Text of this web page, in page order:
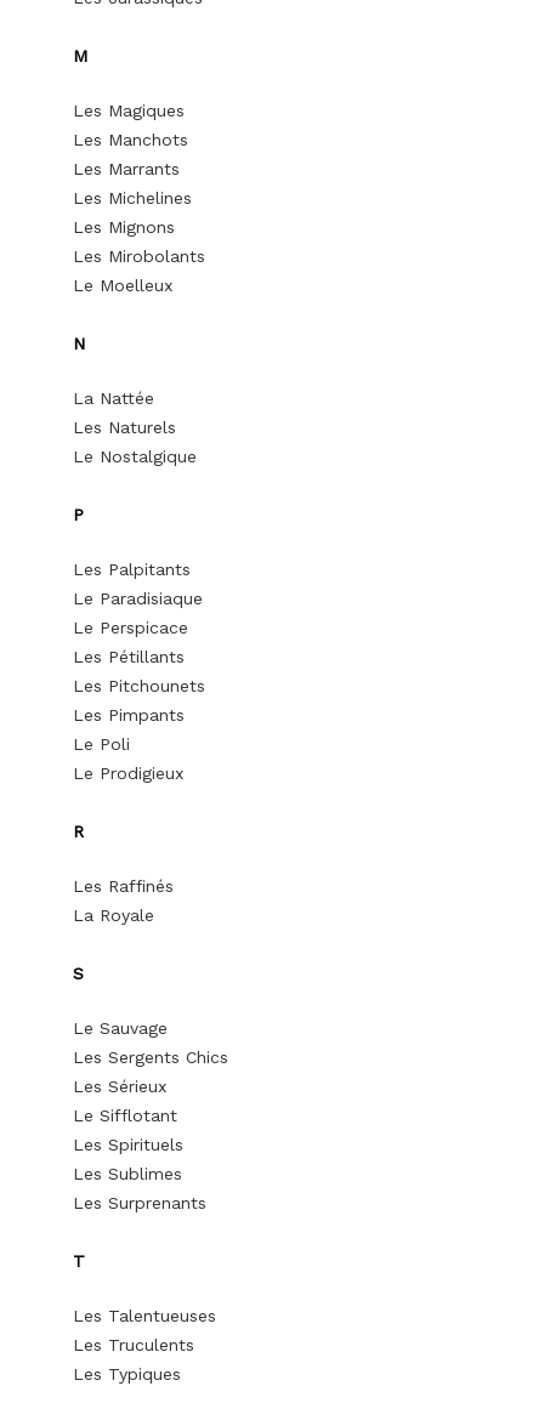
M
Les Magiques
Les Manchots
Les Marrants
Les Michelines
Les Mignons
Les Mirobolants
Le Moelleux
N
La Nattée
Les Naturels
Le Nostalgique
P
Les Palpitants
Le Paradisiaque
Le Perspicace
Les Pétillants
Les Pitchounets
Les Pimpants
Le Poli
Le Prodigieux
R
Les Raffinés
La Royale
S
Le Sauvage
Les Sergents Chics
Les Sérieux
Le Sifflotant
Les Spirituels
Les Sublimes
Les Surprenants
T
Les Talentueuses
Les Truculents
Les Typiques